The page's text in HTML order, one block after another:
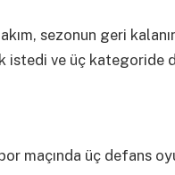
sezonun geri
istedi ve üç kategoride
maçında üç defans